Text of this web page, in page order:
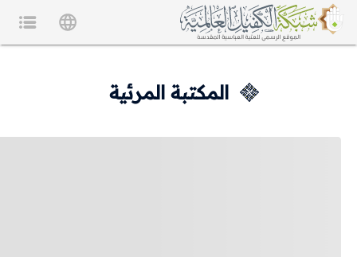
المكتبة المرئية